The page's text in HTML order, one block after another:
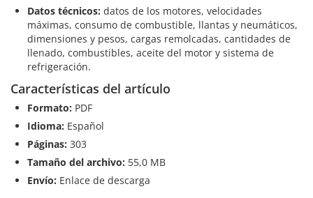
Datos técnicos: datos de los motores, velocidades
máximas, consumo de combustible, llantas y neumáticos,
dimensiones y pesos, cargas remolcadas, cantidades de
llenado, combustibles, aceite del motor y sistema de
refrigeración.
Características del artículo
Formato: PDF
Idioma: Español
Páginas: 303
Tamaño del archivo: 55,0 MB
Envío: Enlace de descarga